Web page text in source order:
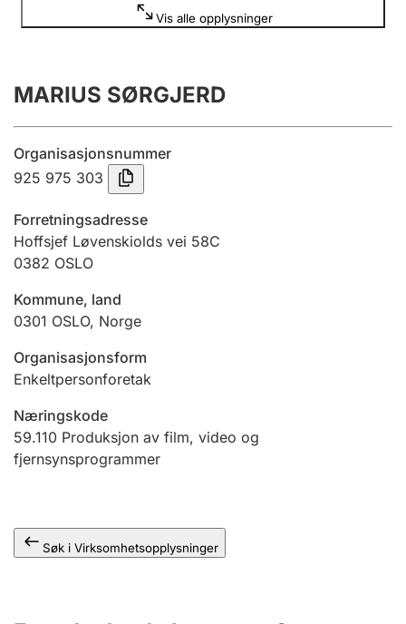
Årsregnskap
Innsending og forsinkelsesgebyr
Jeger
Ektepaktveileder
Offentlig sektor
Vis alle opplysninger
MARIUS SØRGJERD
Organisasjonsnummer
925 975 303
Forretningsadresse
Hoffsjef Løvenskiolds vei 58C
0382 OSLO
Kommune, land
0301 OSLO, Norge
Organisasjonsform
Enkeltpersonforetak
Næringskode
59.110 Produksjon av film, video og
fjernsynsprogrammer
Søk i Virksomhetsopplysninger